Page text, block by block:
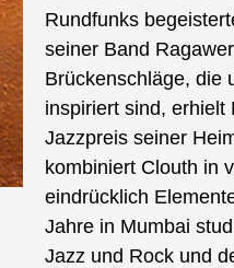
Rundfunks
seiner Band
Brückenschläge, die
inspiriert sind, erhielt
Jazzpreis seiner
kombiniert Clouth in
eindrücklich
Jahre in Mumbai
Jazz und Rock und